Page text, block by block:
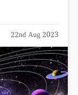
22nd Aug 2023